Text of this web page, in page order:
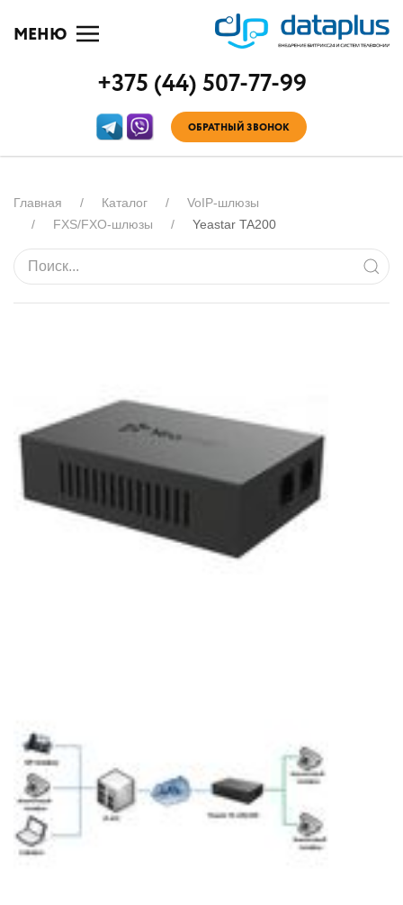
МЕНЮ
+375 (44) 507-77-99
ОБРАТНЫЙ ЗВОНОК
Главная Каталог
VoIP-шлюзы
FXS/FXO-шлюзы
Yeastar TA200